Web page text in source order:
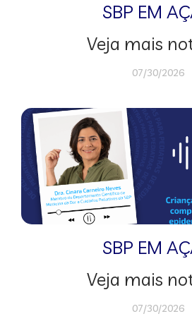
SBP EM
Veja mais
07/30/2026
SBP EM
Veja mais
07/30/2026